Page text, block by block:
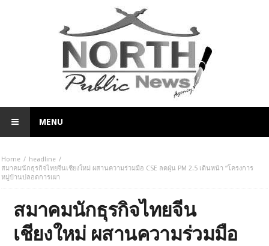
MENU
Home
headline
สมาคมนักธุรกิจไทยจีนเชียงใหม่ ผสานความร่วมมือ CSE ลดฝุ่น PM 2.5 เดินหน้า “โครงการ
หมู่บ้านปลอดการเผา
สมาคมนักธุรกิจไทยจีน
เชียงใหม่ ผสานความร่วมมือ